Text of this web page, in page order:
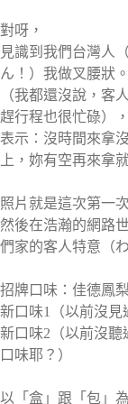
對呀，
見識到我們台灣人
ん！）我做叉腰狀。
（我都還沒說，客
趕行程也很忙碌）
表示：沒時間來拿
上，妳有空再來拿
照片就是這次第一
然後在浩瀚的網路
們家的客人特意（
招牌口味：佳德鳳
新口味1（以前沒
新口味2（以前沒
口味耶？）
以「盒」跟「包」